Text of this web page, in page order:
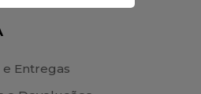
e Entregas